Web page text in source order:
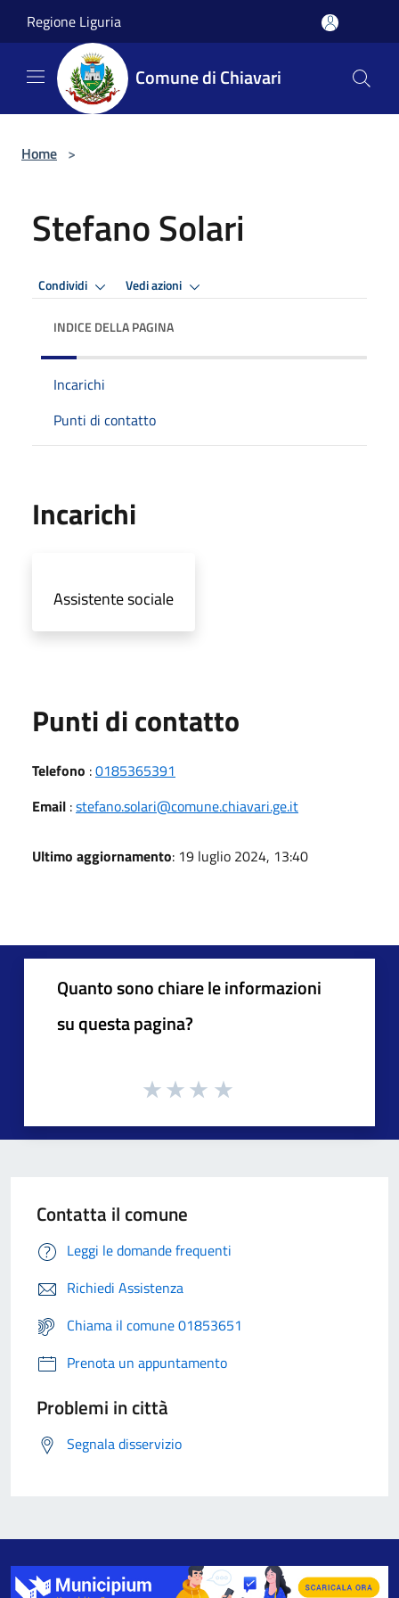
Regione Liguria
Comune di Chiavari
Home >
Stefano Solari
Condividi Vedi azioni
INDICE DELLA PAGINA
Incarichi
Punti di contatto
Incarichi
Assistente sociale
Punti di contatto
Telefono :0185365391
Email :stefano.solari@comune.chiavari.ge.it
Ultimo aggiornamento: 19 luglio 2024, 13:40
Quanto sono chiare le informazioni
su questa pagina?
Contatta il comune
Leggi le domande frequenti
Richiedi Assistenza
Chiama il comune 01853651
Prenota un appuntamento
Problemi in città
Segnala disservizio